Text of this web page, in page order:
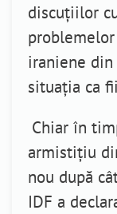
discuțiilor
iraniene din
situația ca
Chiar în
armistițiu
nou după
IDF a